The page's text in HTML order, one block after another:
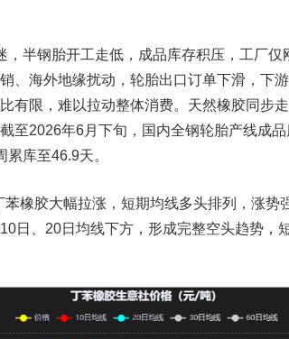
半钢胎开工走低，成品库存积压，工厂仅
、海外地缘扰动，轮胎出口订单下滑，下
有限，难以拉动整体消费。天然橡胶同步
至2026年6月下旬，国内全钢轮胎产线成品
库至46.9天。
胶大幅拉涨，短期均线多头排列，涨势
日、20日均线下方，形成完整空头趋势，